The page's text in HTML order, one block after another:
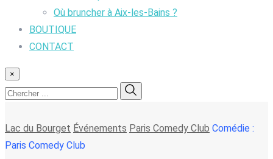
Où bruncher à Aix-les-Bains ?
BOUTIQUE
CONTACT
×
Lac du Bourget Événements Paris Comedy Club Comédie :
Paris Comedy Club